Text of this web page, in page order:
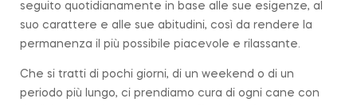
seguito quotidianamente in base alle sue esigenze, al
suo carattere e alle sue abitudini, così da rendere la
permanenza il più possibile piacevole e rilassante.
Che si tratti di pochi giorni, di un weekend o di un
periodo più lungo, ci prendiamo cura di ogni cane con